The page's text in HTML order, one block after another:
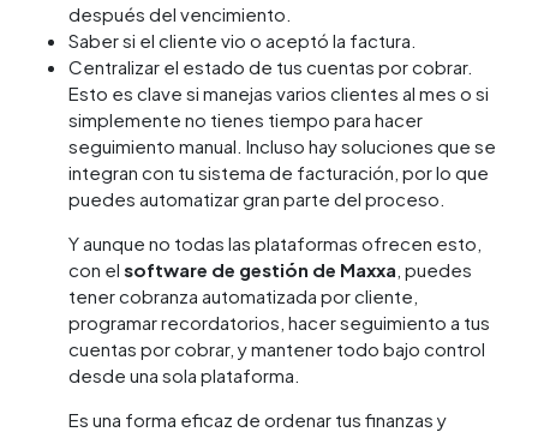
después del vencimiento.
Saber si el cliente vio o aceptó la factura.
Centralizar el estado de tus cuentas por cobrar.
Esto es clave si manejas varios clientes al mes o si
simplemente no tienes tiempo para hacer
seguimiento manual. Incluso hay soluciones que se
integran con tu sistema de facturación, por lo que
puedes automatizar gran parte del proceso.
Y aunque no todas las plataformas ofrecen esto,
con elsoftware de gestión de Maxxa , puedes
tener cobranza automatizada por cliente,
programar recordatorios, hacer seguimiento a tus
cuentas por cobrar, y mantener todo bajo control
desde una sola plataforma.
Es una forma eficaz de ordenar tus finanzas y